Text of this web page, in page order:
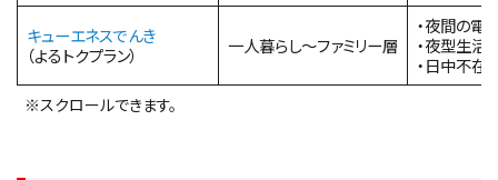
キューエネスでんき
（よるトクプラン）
一人暮らし〜ファミリー層
・夜間の電
・夜型生活
・日中不在
※スクロールできます。